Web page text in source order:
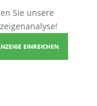
Sie unsere
EINREICHEN